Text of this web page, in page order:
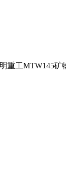
重工MTW145矿